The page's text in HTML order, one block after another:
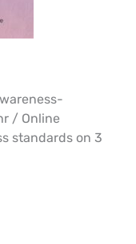
/ Online
standards on 3